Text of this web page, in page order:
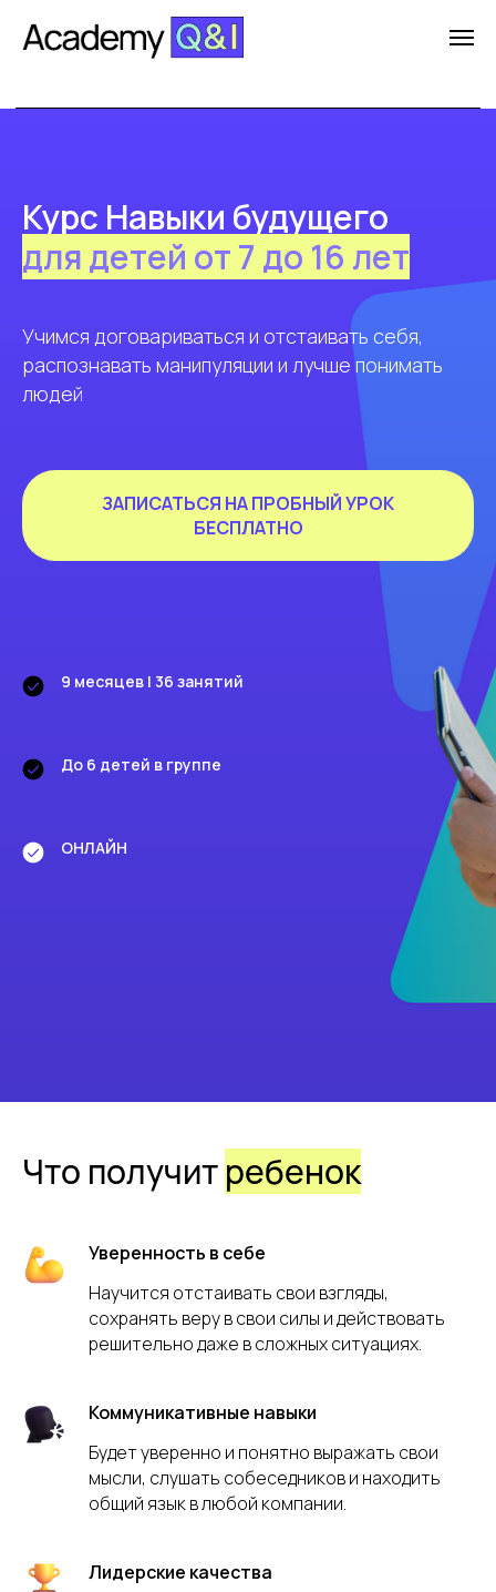
+7 (499) 404-07-65
Курс Навыки будущего
для детей от 7 до 16 лет
Учимся договариваться и отстаивать себя,
распознавать манипуляции и лучше понимать
людей
ЗАПИСАТЬСЯ НА ПРОБНЫЙ УРОК
БЕСПЛАТНО
9 месяцев | 36 занятий
До 6 детей в группе
ОНЛАЙН
Что получитребенок
Уверенность в себе
Научится отстаивать свои взгляды,
сохранять веру в свои силы и действовать
решительно даже в сложных ситуациях.
Коммуникативные навыки
Будет уверенно и понятно выражать свои
мысли, слушать собеседников и находить
общий язык в любой компании.
Лидерские качества